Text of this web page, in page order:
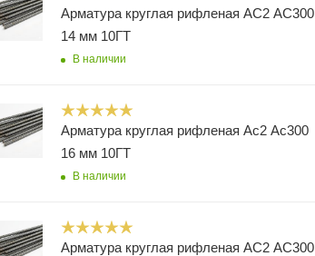
Арматура круглая рифленая АС2 АС300
14 мм 10ГТ
В наличии
Арматура круглая рифленая Ас2 Ас300
16 мм 10ГТ
В наличии
Арматура круглая рифленая АС2 АС300